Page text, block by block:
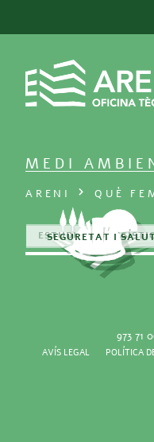
MEDI
ARENI QUÈ
ESTUDI PAISATGÍSTIC
ESTUDI PAISATGÍSTIC
SEGURETAT I SALUT
SEGURETAT I SALUT
973 71
AVÍS LEGAL POLÍTICA